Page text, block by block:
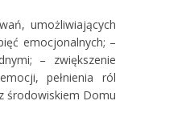
umożliwiających
emocjonalnych; –
– zwiększenie
pełnienia ról
środowiskiem Domu